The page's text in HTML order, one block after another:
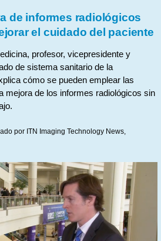
de informes radiológicos
el cuidado del paciente
profesor, vicepresidente y
de sistema sanitario de la
cómo se pueden emplear las
mejora de los informes radiológicos sin
por ITN Imaging Technology News,